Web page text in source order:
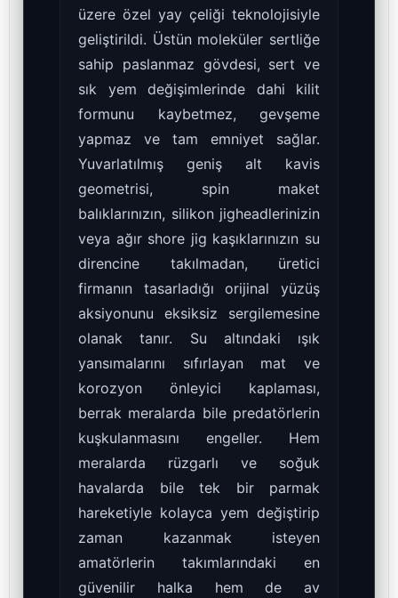
üzere özel yay çeliği teknolojisiyle
geliştirildi. Üstün moleküler sertliğe
sahip paslanmaz gövdesi, sert ve
sık yem değişimlerinde dahi kilit
formunu kaybetmez, gevşeme
yapmaz ve tam emniyet sağlar.
Yuvarlatılmış geniş alt kavis
geometrisi, spin maket
balıklarınızın, silikon jigheadlerinizin
veya ağır shore jig kaşıklarınızın su
direncine takılmadan, üretici
firmanın tasarladığı orijinal yüzüş
aksiyonunu eksiksiz sergilemesine
olanak tanır. Su altındaki ışık
yansımalarını sıfırlayan mat ve
korozyon önleyici kaplaması,
berrak meralarda bile predatörlerin
kuşkulanmasını engeller. Hem
meralarda rüzgarlı ve soğuk
havalarda bile tek bir parmak
hareketiyle kolayca yem değiştirip
zaman kazanmak isteyen
amatörlerin takımlarındaki en
güvenilir halka hem de av